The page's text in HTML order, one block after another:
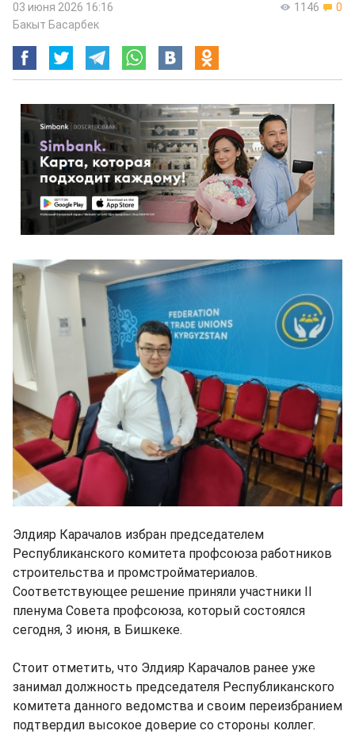
1146 0
03 июня 2026 16:16
Бакыт Басарбек
Элдияр Карачалов избран председателем
Республиканского комитета профсоюза работников
строительства и промстройматериалов.
Соответствующее решение приняли участники II
пленума Совета профсоюза, который состоялся
сегодня, 3 июня, в Бишкеке.
Стоит отметить, что Элдияр Карачалов ранее уже
занимал должность председателя Республиканского
комитета данного ведомства и своим переизбранием
подтвердил высокое доверие со стороны коллег.